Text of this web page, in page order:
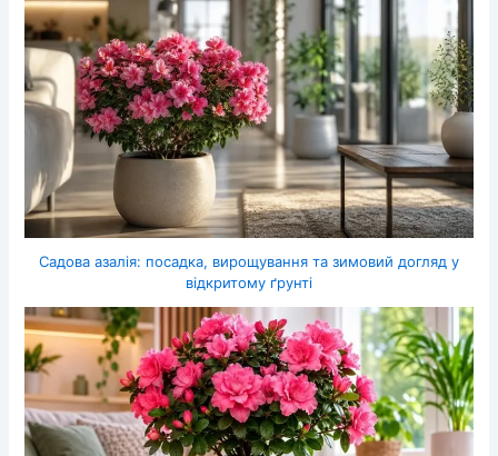
Садова азалія: посадка, вирощування та зимовий догляд у
відкритому ґрунті